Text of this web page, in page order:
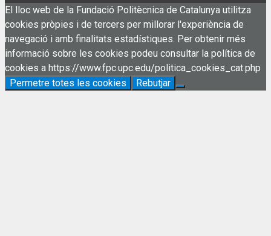
El lloc web de la Fundació Politècnica de Catalunya utilitza
cookies pròpies i de tercers per millorar l'experiència de
navegació i amb finalitats estadístiques. Per obtenir més
informació sobre les cookies podeu consultar la política de
cookies a https://www.fpc.upc.edu/politica_cookies_cat.php
Permetre totes les cookies
Rebutjar